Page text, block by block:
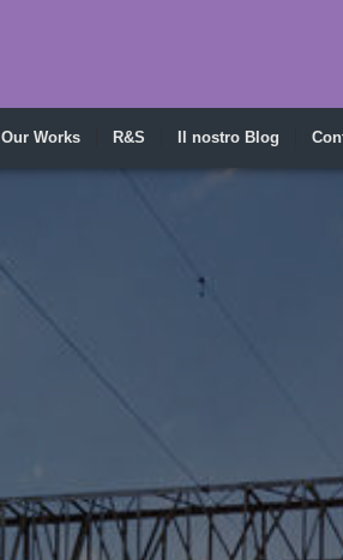
Our Works R&S Il nostro Blog